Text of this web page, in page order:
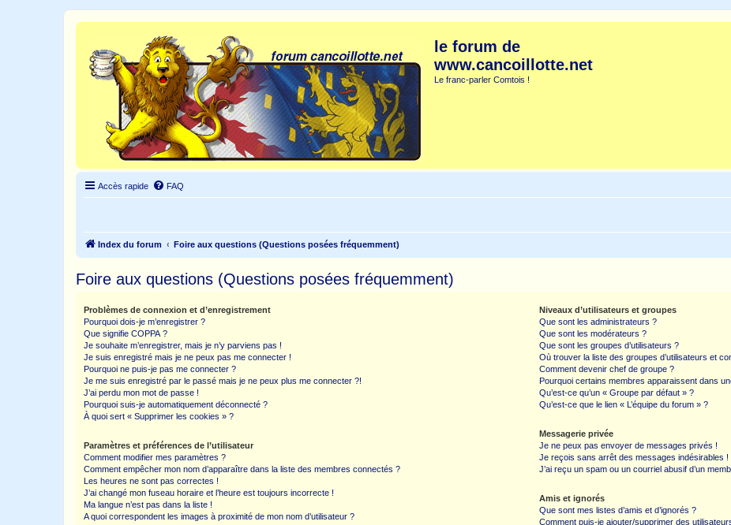
le forum de
www.cancoillotte.net
Le franc-parler Comtois !
Accès rapide FAQ
Index du forum Foire aux questions (Questions posées fréquemment)
Foire aux questions (Questions posées fréquemment)
Problèmes de connexion et d’enregistrement
Pourquoi dois-je m’enregistrer ?
Que signifie COPPA ?
Je souhaite m’enregistrer, mais je n’y parviens pas !
Je suis enregistré mais je ne peux pas me connecter !
Pourquoi ne puis-je pas me connecter ?
Je me suis enregistré par le passé mais je ne peux plus me connecter ?!
J’ai perdu mon mot de passe !
Pourquoi suis-je automatiquement déconnecté ?
À quoi sert « Supprimer les cookies » ?
Paramètres et préférences de l’utilisateur
Comment modifier mes paramètres ?
Comment empêcher mon nom d’apparaître dans la liste des membres connectés ?
Les heures ne sont pas correctes !
J’ai changé mon fuseau horaire et l’heure est toujours incorrecte !
Ma langue n’est pas dans la liste !
A quoi correspondent les images à proximité de mon nom d’utilisateur ?
Niveaux d’utilisateurs et groupes
Que sont les administrateurs ?
Que sont les modérateurs ?
Que sont les groupes d’utilisateurs ?
Où trouver la liste des groupes d’utilisateurs et
Comment devenir chef de groupe ?
Pourquoi certains membres apparaissent dans
Qu’est-ce qu’un « Groupe par défaut » ?
Qu’est-ce que le lien « L’équipe du forum » ?
Messagerie privée
Je ne peux pas envoyer de messages privés !
Je reçois sans arrêt des messages indésirables !
J’ai reçu un spam ou un courriel abusif d’un
Amis et ignorés
Que sont mes listes d’amis et d’ignorés ?
Comment puis-je ajouter/supprimer des